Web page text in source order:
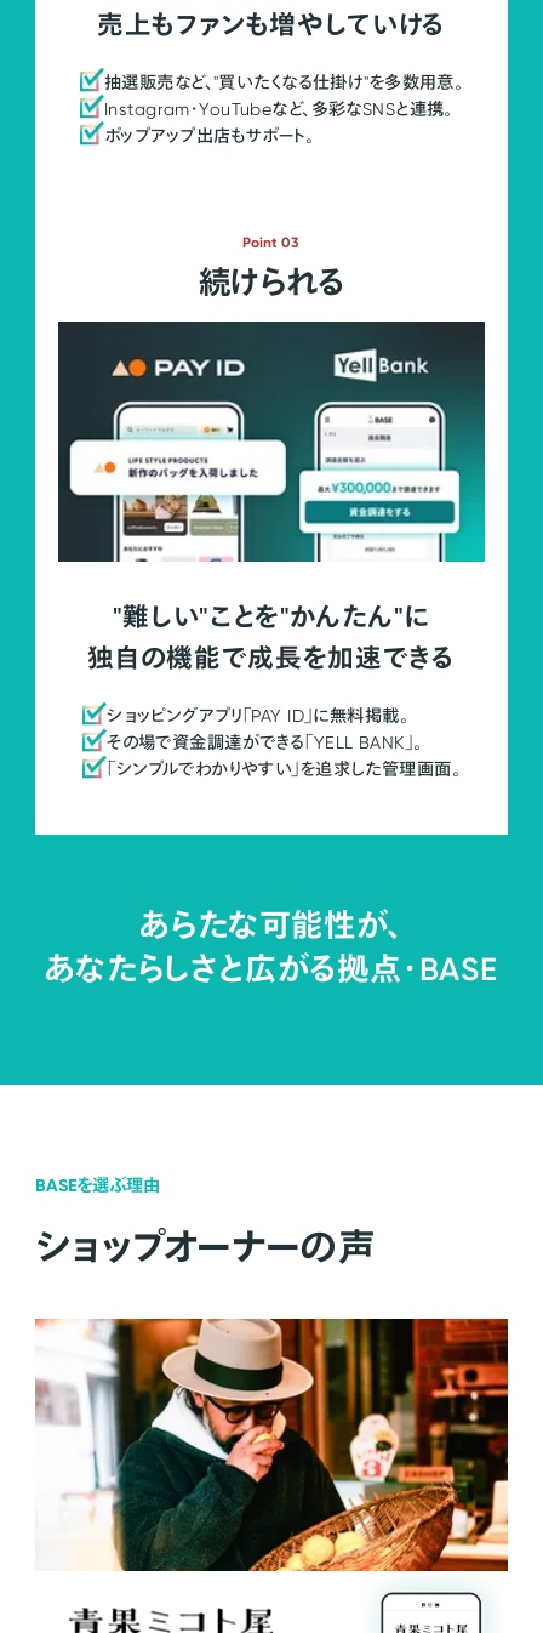
売上もファンも増やしていける
抽選販売など、"買いたくなる仕掛け"を多数用意。
Instagram・YouTubeなど、多彩なSNSと連携。
ポップアップ出店もサポート。
Point 03
続けられる
"難しい"ことを"かんたん"に
独自の機能で成長を加速できる
ショッピングアプリ「PAY ID」に無料掲載。
その場で資金調達ができる「YELL BANK」。
「シンプルでわかりやすい」を追求した管理画面。
あらたな可能性が、
あなたらしさと広がる拠点・BASE
BASEを選ぶ理由
ショップオーナーの声